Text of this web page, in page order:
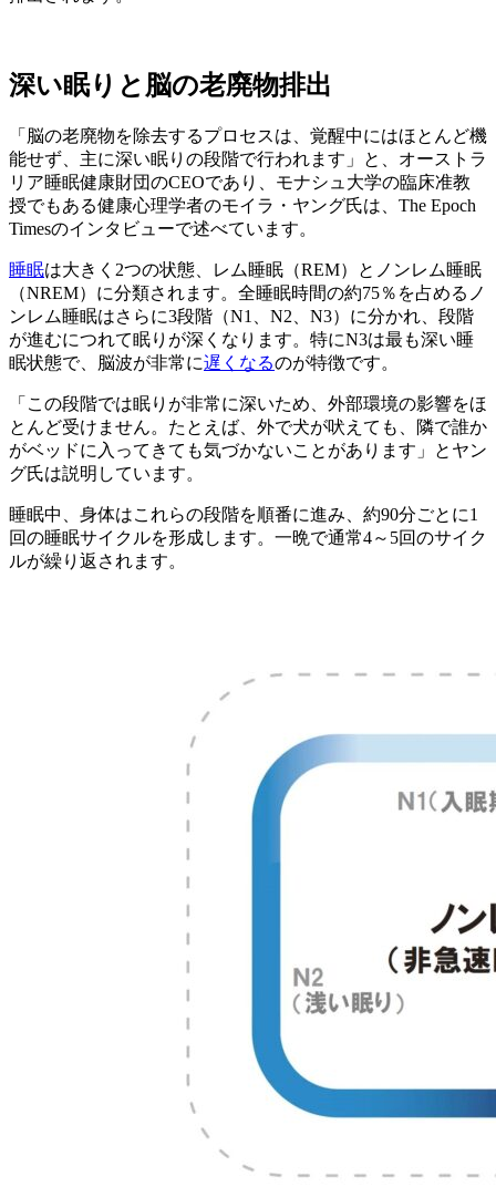
深い眠りと脳の老廃物排出
「脳の老廃物を除去するプロセスは、覚醒中にはほとんど機
能せず、主に深い眠りの段階で行われます」と、オーストラ
リア睡眠健康財団のCEOであり、モナシュ大学の臨床准教
授でもある健康心理学者のモイラ・ヤング氏は、The Epoch
Timesのインタビューで述べています。
睡眠は大きく2つの状態、レム睡眠（REM）とノンレム睡眠
（NREM）に分類されます。全睡眠時間の約75％を占めるノ
ンレム睡眠はさらに3段階（N1、N2、N3）に分かれ、段階
が進むにつれて眠りが深くなります。特にN3は最も深い睡
眠状態で、脳波が非常に遅くなるのが特徴です。
「この段階では眠りが非常に深いため、外部環境の影響をほ
とんど受けません。たとえば、外で犬が吠えても、隣で誰か
がベッドに入ってきても気づかないことがあります」とヤン
グ氏は説明しています。
睡眠中、身体はこれらの段階を順番に進み、約90分ごとに1
回の睡眠サイクルを形成します。一晩で通常4～5回のサイク
ルが繰り返されます。